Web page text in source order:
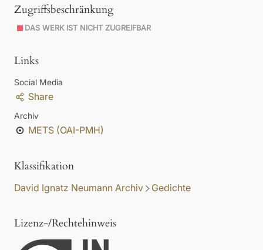
Zugriffsbeschränkung
DAS WERK IST NICHT ZUGREIFBAR
Links
Social Media
Share
Archiv
METS (OAI-PMH)
Klassifikation
David Ignatz Neumann Archiv Gedichte
Lizenz-/Rechtehinweis